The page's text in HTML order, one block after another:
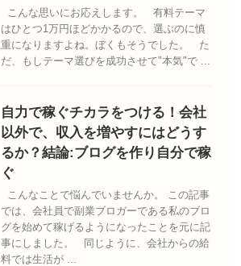
こんな思いにお応えします。 有料テーマ
はひとつ1万円ほどかかるので、選ぶのに慎
重になりますよね。ぼくもそうでした。 た
だ、もしテーマ選びを成功させて"本気"で ...
自力で稼ぐチカラをつける！会社
以外で、収入を増やすにはどうす
るか？結論:ブログを作り自分で稼
ぐ
こんなことで悩んでいませんか。 この記事
では、会社員で副業ブロガーである私のブロ
グを始めて稼げるようになったことを元に記
事にしました。 同じように、会社からの給
料では生活が ...